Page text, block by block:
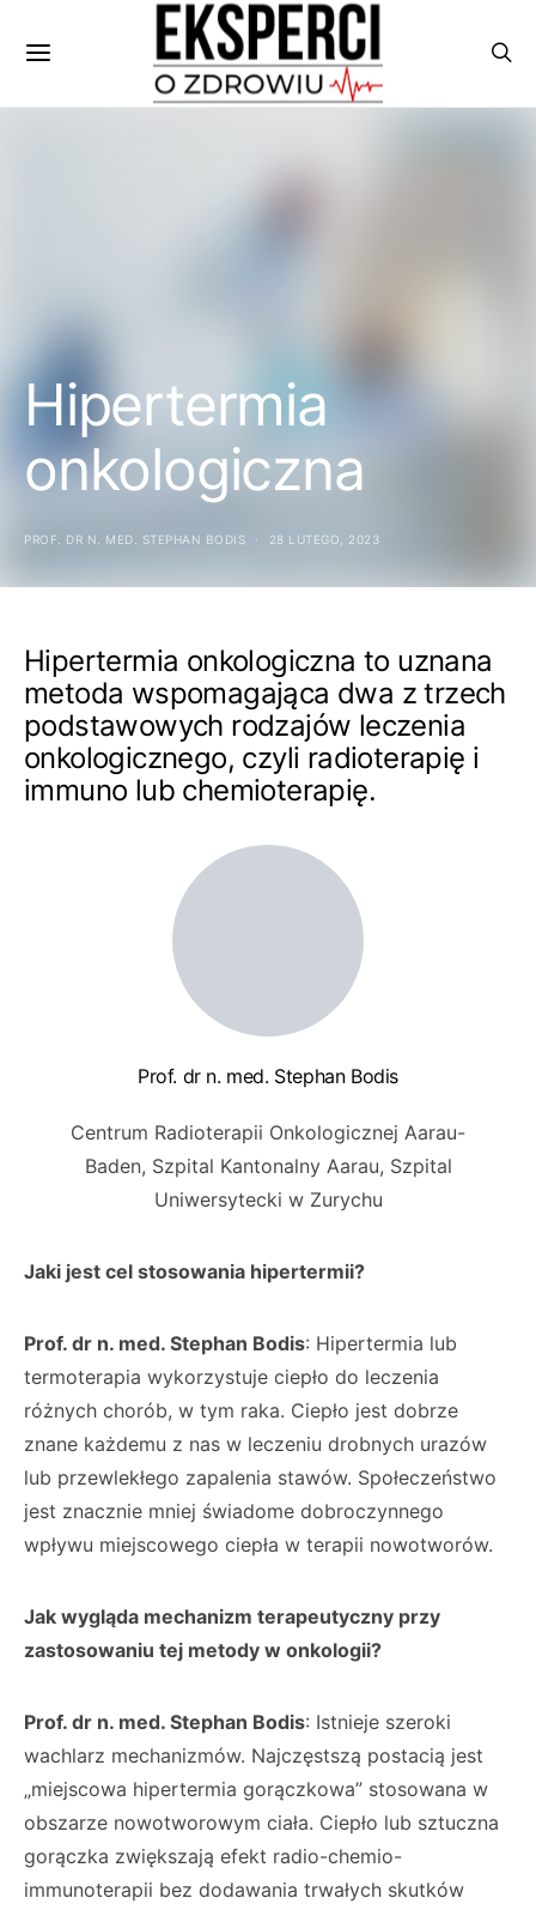
Hipertermia
onkologiczna
PROF. DR N. MED. STEPHAN BODIS 28 LUTEGO, 2023
Hipertermia onkologiczna to uznana
metoda wspomagająca dwa z trzech
podstawowych rodzajów leczenia
onkologicznego, czyli radioterapię i
immuno lub chemioterapię.
Prof. dr n. med. Stephan Bodis
Centrum Radioterapii Onkologicznej Aarau-
Baden, Szpital Kantonalny Aarau, Szpital
Uniwersytecki w Zurychu
Jaki jest cel stosowania hipertermii?
Prof. dr n. med. Stephan Bodis: Hipertermia lub
termoterapia wykorzystuje ciepło do leczenia
różnych chorób, w tym raka. Ciepło jest dobrze
znane każdemu z nas w leczeniu drobnych urazów
lub przewlekłego zapalenia stawów. Społeczeństwo
jest znacznie mniej świadome dobroczynnego
wpływu miejscowego ciepła w terapii nowotworów.
Jak wygląda mechanizm terapeutyczny przy
zastosowaniu tej metody w onkologii?
Prof. dr n. med. Stephan Bodis: Istnieje szeroki
wachlarz mechanizmów. Najczęstszą postacią jest
„miejscowa hipertermia gorączkowa” stosowana w
obszarze nowotworowym ciała. Ciepło lub sztuczna
gorączka zwiększają efekt radio-chemio-
immunoterapii bez dodawania trwałych skutków